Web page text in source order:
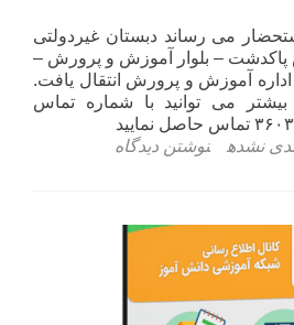
می رساند دبستان غیردولتی
پاکدشت – بلوار آموزش و پرورش –
آموزش و پرورش انتقال یافت.
می توانید با شماره تماس
نشده نوشتن دیدگاه